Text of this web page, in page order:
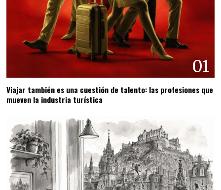
01
Viajar también es una cuestión de talento: las profesiones que
mueven la industria turística